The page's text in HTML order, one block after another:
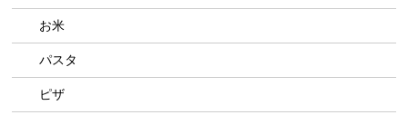
お米
パスタ
ピザ